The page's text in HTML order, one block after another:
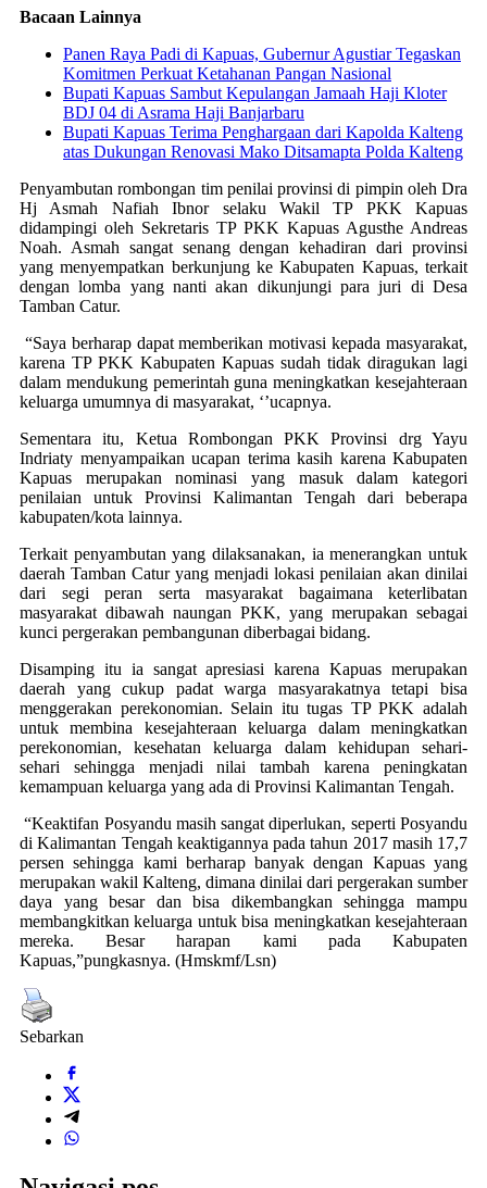
Bacaan Lainnya
Panen Raya Padi di Kapuas, Gubernur Agustiar Tegaskan
Komitmen Perkuat Ketahanan Pangan Nasional
Bupati Kapuas Sambut Kepulangan Jamaah Haji Kloter
BDJ 04 di Asrama Haji Banjarbaru
Bupati Kapuas Terima Penghargaan dari Kapolda Kalteng
atas Dukungan Renovasi Mako Ditsamapta Polda Kalteng
Penyambutan rombongan tim penilai provinsi di pimpin oleh Dra
Hj Asmah Nafiah Ibnor selaku Wakil TP PKK Kapuas
didampingi oleh Sekretaris TP PKK Kapuas Agusthe Andreas
Noah. Asmah sangat senang dengan kehadiran dari provinsi
yang menyempatkan berkunjung ke Kabupaten Kapuas, terkait
dengan lomba yang nanti akan dikunjungi para juri di Desa
Tamban Catur.
“Saya berharap dapat memberikan motivasi kepada masyarakat,
karena TP PKK Kabupaten Kapuas sudah tidak diragukan lagi
dalam mendukung pemerintah guna meningkatkan kesejahteraan
keluarga umumnya di masyarakat, ‘’ucapnya.
Sementara itu, Ketua Rombongan PKK Provinsi drg Yayu
Indriaty menyampaikan ucapan terima kasih karena Kabupaten
Kapuas merupakan nominasi yang masuk dalam kategori
penilaian untuk Provinsi Kalimantan Tengah dari beberapa
kabupaten/kota lainnya.
Terkait penyambutan yang dilaksanakan, ia menerangkan untuk
daerah Tamban Catur yang menjadi lokasi penilaian akan dinilai
dari segi peran serta masyarakat bagaimana keterlibatan
masyarakat dibawah naungan PKK, yang merupakan sebagai
kunci pergerakan pembangunan diberbagai bidang.
Disamping itu ia sangat apresiasi karena Kapuas merupakan
daerah yang cukup padat warga masyarakatnya tetapi bisa
menggerakan perekonomian. Selain itu tugas TP PKK adalah
untuk membina kesejahteraan keluarga dalam meningkatkan
perekonomian, kesehatan keluarga dalam kehidupan sehari-
sehari sehingga menjadi nilai tambah karena peningkatan
kemampuan keluarga yang ada di Provinsi Kalimantan Tengah.
“Keaktifan Posyandu masih sangat diperlukan, seperti Posyandu
di Kalimantan Tengah keaktigannya pada tahun 2017 masih 17,7
persen sehingga kami berharap banyak dengan Kapuas yang
merupakan wakil Kalteng, dimana dinilai dari pergerakan sumber
daya yang besar dan bisa dikembangkan sehingga mampu
membangkitkan keluarga untuk bisa meningkatkan kesejahteraan
mereka. Besar harapan kami pada Kabupaten
Kapuas,”pungkasnya. (Hmskmf/Lsn)
Sebarkan